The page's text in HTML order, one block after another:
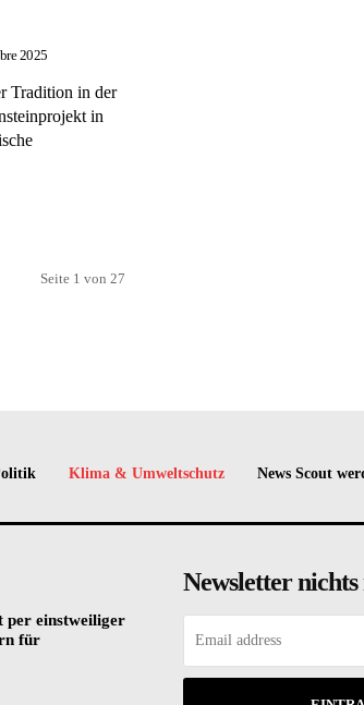
2025
Tradition in der
in
Seite 1 von 27
Klima & Umweltschutz News Scout
per einstweiliger
für
Newsletter